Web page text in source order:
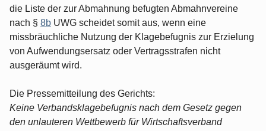
die Liste der zur Abmahnung befugten Abmahnvereine
nach § 8b UWG scheidet somit aus, wenn eine
missbräuchliche Nutzung der Klagebefugnis zur Erzielung
von Aufwendungsersatz oder Vertragsstrafen nicht
ausgeräumt wird.
Die Pressemitteilung des Gerichts:
Keine Verbandsklagebefugnis nach dem Gesetz gegen
den unlauteren Wettbewerb für Wirtschaftsverband